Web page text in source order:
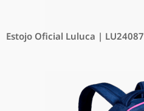
Estojo Oficial Luluca | LU24087